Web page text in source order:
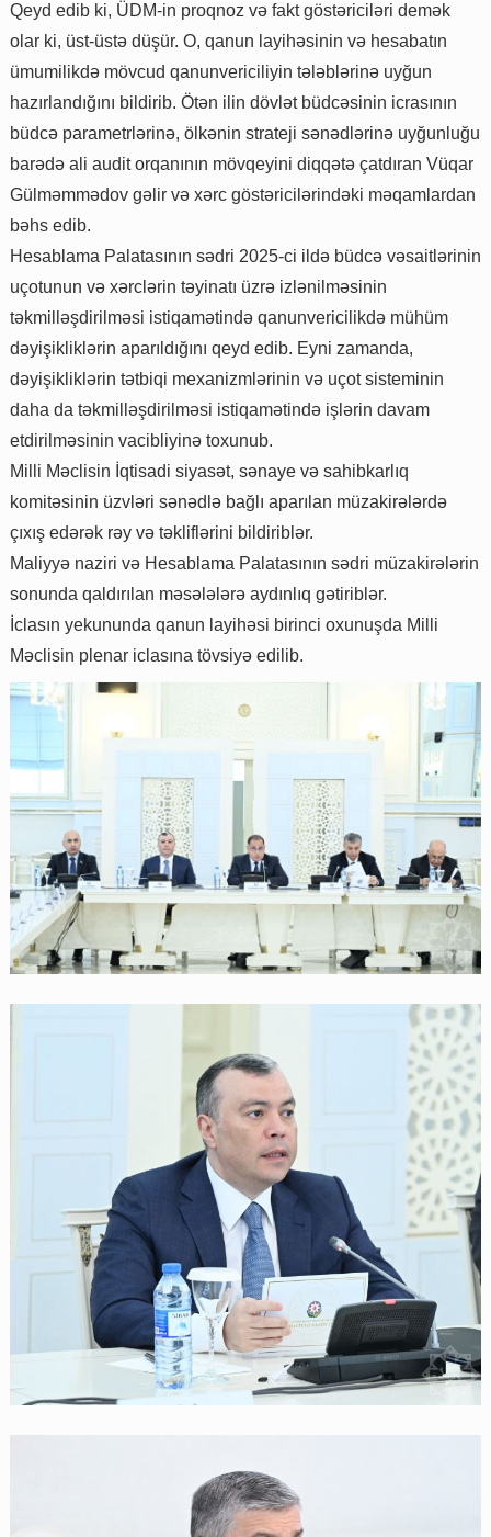
Qeyd edib ki, ÜDM-in proqnoz və fakt göstəriciləri demək
olar ki, üst-üstə düşür. O, qanun layihəsinin və hesabatın
ümumilikdə mövcud qanunvericiliyin tələblərinə uyğun
hazırlandığını bildirib. Ötən ilin dövlət büdcəsinin icrasının
büdcə parametrlərinə, ölkənin strateji sənədlərinə uyğunluğu
barədə ali audit orqanının mövqeyini diqqətə çatdıran Vüqar
Gülməmmədov gəlir və xərc göstəricilərindəki məqamlardan
bəhs edib.
Hesablama Palatasının sədri 2025-ci ildə büdcə vəsaitlərinin
uçotunun və xərclərin təyinatı üzrə izlənilməsinin
təkmilləşdirilməsi istiqamətində qanunvericilikdə mühüm
dəyişikliklərin aparıldığını qeyd edib. Eyni zamanda,
dəyişikliklərin tətbiqi mexanizmlərinin və uçot sisteminin
daha da təkmilləşdirilməsi istiqamətində işlərin davam
etdirilməsinin vacibliyinə toxunub.
Milli Məclisin İqtisadi siyasət, sənaye və sahibkarlıq
komitəsinin üzvləri sənədlə bağlı aparılan müzakirələrdə
çıxış edərək rəy və təkliflərini bildiriblər.
Maliyyə naziri və Hesablama Palatasının sədri müzakirələrin
sonunda qaldırılan məsələlərə aydınlıq gətiriblər.
İclasın yekununda qanun layihəsi birinci oxunuşda Milli
Məclisin plenar iclasına tövsiyə edilib.